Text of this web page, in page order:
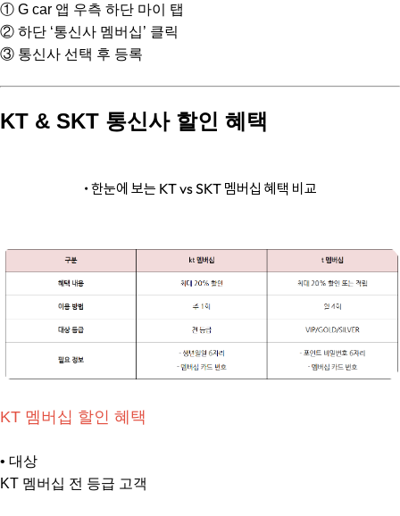
① G car 앱 우측 하단 마이 탭
② 하단 ‘통신사 멤버십’ 클릭
③ 통신사 선택 후 등록
KT & SKT 통신사 할인 혜택
• 한눈에 보는 KT vs SKT 멤버십 혜택 비교
KT 멤버십 할인 혜택
• 대상
KT 멤버십 전 등급 고객